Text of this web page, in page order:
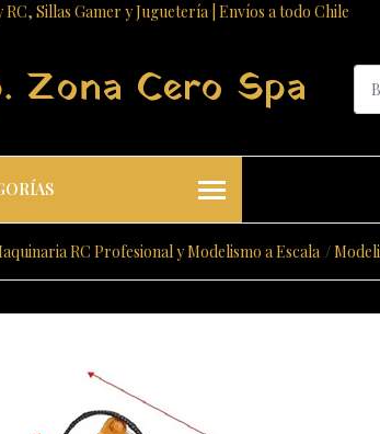
Sillas Gamer y Juguetería | Envíos a todo Chile
Zona Cero Spa
RC Profesional y Modelismo a Escala